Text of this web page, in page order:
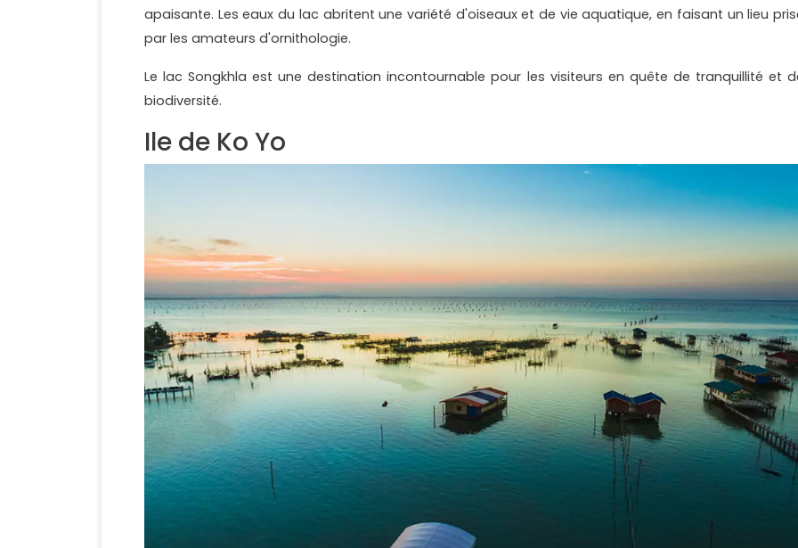
apaisante. Les eaux du lac abritent une variété d'oiseaux et de vie aquatique, en faisant un lieu
par les amateurs d'ornithologie.
Le lac Songkhla est une destination incontournable pour les visiteurs en quête de tranquillité et
biodiversité.
Ile de Ko Yo